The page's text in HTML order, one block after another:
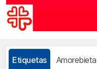
Etiquetas Amorebieta